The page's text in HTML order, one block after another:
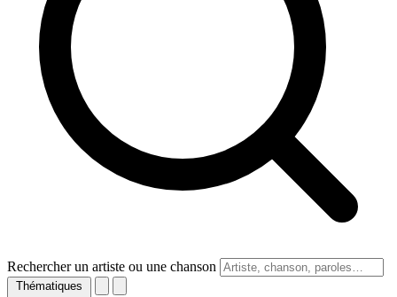
Rechercher un artiste ou une chanson
Thématiques